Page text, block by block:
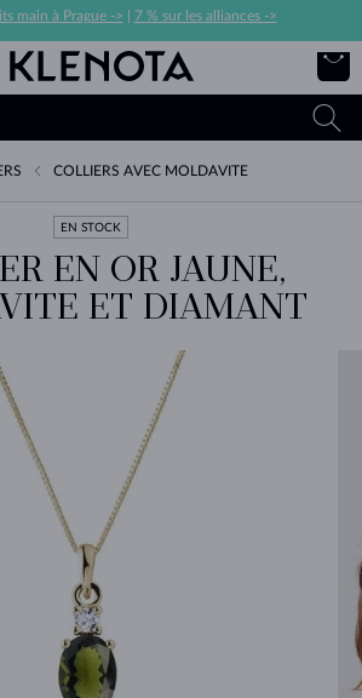
main à Prague -> 7 % sur les alliances ->
COLLIERS AVEC MOLDAVITE
EN STOCK
EN OR JAUNE,
ET DIAMANT